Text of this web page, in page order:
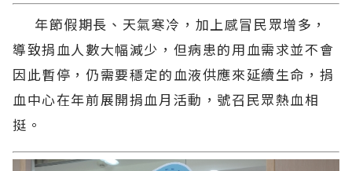
年節假期長、天氣寒冷，加上感冒民眾增多，
導致捐血人數大幅減少，但病患的用血需求並不會
因此暫停，仍需要穩定的血液供應來延續生命，捐
血中心在年前展開捐血月活動，號召民眾熱血相
挺。